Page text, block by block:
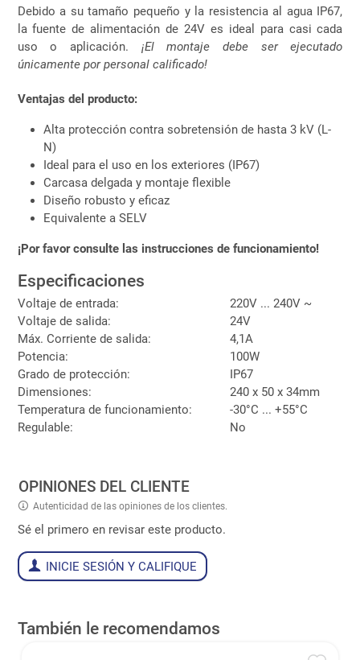
Debido a su tamaño pequeño y la resistencia al agua IP67,
la fuente de alimentación de 24V es ideal para casi cada
uso o aplicación. ¡El montaje debe ser ejecutado
únicamente por personal calificado!
Ventajas del producto:
Alta protección contra sobretensión de hasta 3 kV (L-
N)
Ideal para el uso en los exteriores (IP67)
Carcasa delgada y montaje flexible
Diseño robusto y eficaz
Equivalente a SELV
¡Por favor consulte las instrucciones de funcionamiento!
Especificaciones
Voltaje de entrada:
220V ... 240V ~
Voltaje de salida:
24V
Máx. Corriente de salida:
4,1A
Potencia:
100W
Grado de protección:
IP67
Dimensiones:
240 x 50 x 34mm
Temperatura de funcionamiento:
-30°C ... +55°C
Regulable:
No
OPINIONES DEL CLIENTE
Autenticidad de las opiniones de los clientes.
Sé el primero en revisar este producto.
INICIE SESIÓN Y CALIFIQUE
También le recomendamos